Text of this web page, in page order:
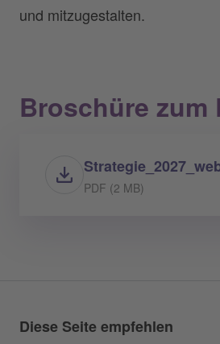
und mitzugestalten.
Broschüre zum
PDF (2 MB)
Diese Seite empfehlen